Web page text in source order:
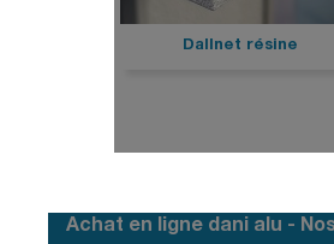
Dallnet résine
Achat en ligne dani alu -